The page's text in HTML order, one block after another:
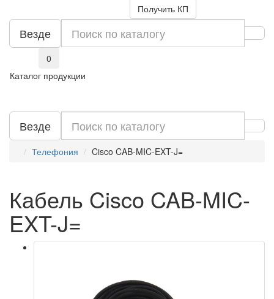
Получить КП
Везде
0
Каталог продукции
Везде
Телефония Cisco CAB-MIC-EXT-J=
Кабель Cisco CAB-MIC-
EXT-J=